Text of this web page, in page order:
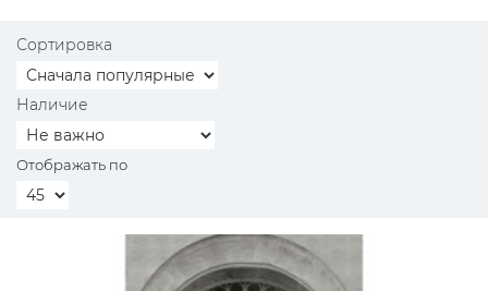
Сортировка
Наличие
Отображать по